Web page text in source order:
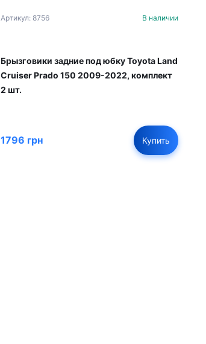
Артикул: 8756 В наличии
Брызговики задние под юбку Toyota Land
Cruiser Prado 150 2009-2022, комплект
2 шт.
1796 грн Купить